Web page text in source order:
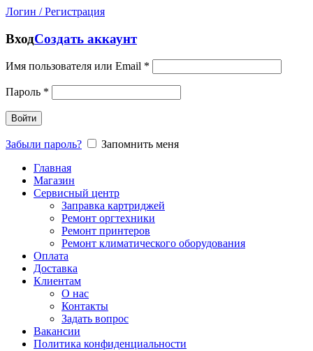
Логин / Регистрация
ВходСоздать аккаунт
Имя пользователя или Email *
Пароль *
Войти
Забыли пароль?
Запомнить меня
Главная
Магазин
Сервисный центр
Заправка картриджей
Ремонт оргтехники
Ремонт принтеров
Ремонт климатического оборудования
Оплата
Доставка
Клиентам
О нас
Контакты
Задать вопрос
Вакансии
Политика конфиденциальности